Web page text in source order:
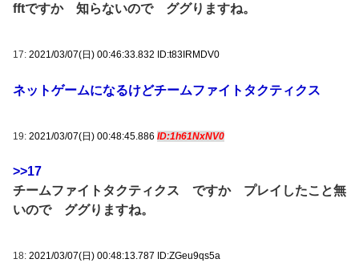
fftですか 知らないので ググりますね。
17: 2021/03/07(日) 00:46:33.832 ID:t83IRMDV0
ネットゲームになるけどチームファイトタクティクス
19: 2021/03/07(日) 00:48:45.886 ID:1h61NxNV0
>>17
チームファイトタクティクス ですか プレイしたこと無
いので ググりますね。
18: 2021/03/07(日) 00:48:13.787 ID:ZGeu9qs5a